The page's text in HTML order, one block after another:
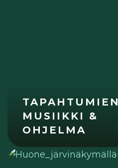
TAPAHTUMIEN
MUSIIKKI &
OHJELMA